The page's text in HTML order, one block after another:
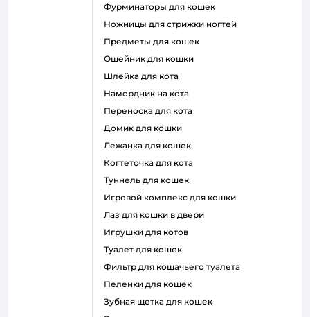
фурминаторы для кошек
ножницы для стрижки ногтей
предметы для кошек
ошейник для кошки
шлейка для кота
намордник на кота
переноска для кота
домик для кошки
лежанка для кошек
когтеточка для кота
туннель для кошек
игровой комплекс для кошки
лаз для кошки в двери
игрушки для котов
туалет для кошек
фильтр для кошачьего туалета
пеленки для кошек
зубная щетка для кошек